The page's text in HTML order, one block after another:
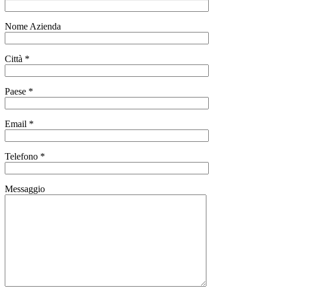
Nome Azienda
Città *
Paese *
Email *
Telefono *
Messaggio